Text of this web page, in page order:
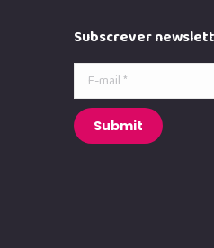
Subscrever
E-mail *
Submit